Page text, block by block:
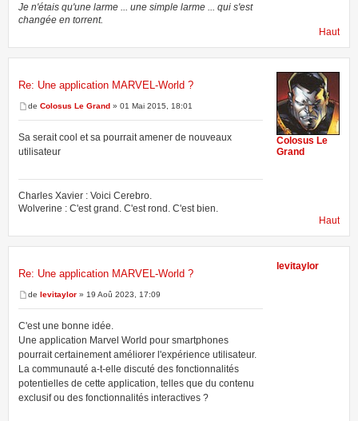
Je n'étais qu'une larme ... une simple larme ... qui s'est
changée en torrent.
Haut
Re: Une application MARVEL-World ?
de Colosus Le Grand » 01 Mai 2015, 18:01
Sa serait cool et sa pourrait amener de nouveaux
utilisateur
Charles Xavier : Voici Cerebro.
Wolverine : C'est grand. C'est rond. C'est bien.
Colosus Le
Grand
Haut
Re: Une application MARVEL-World ?
de levitaylor » 19 Aoû 2023, 17:09
C'est une bonne idée.
Une application Marvel World pour smartphones
pourrait certainement améliorer l'expérience utilisateur.
La communauté a-t-elle discuté des fonctionnalités
potentielles de cette application, telles que du contenu
exclusif ou des fonctionnalités interactives ?
levitaylor